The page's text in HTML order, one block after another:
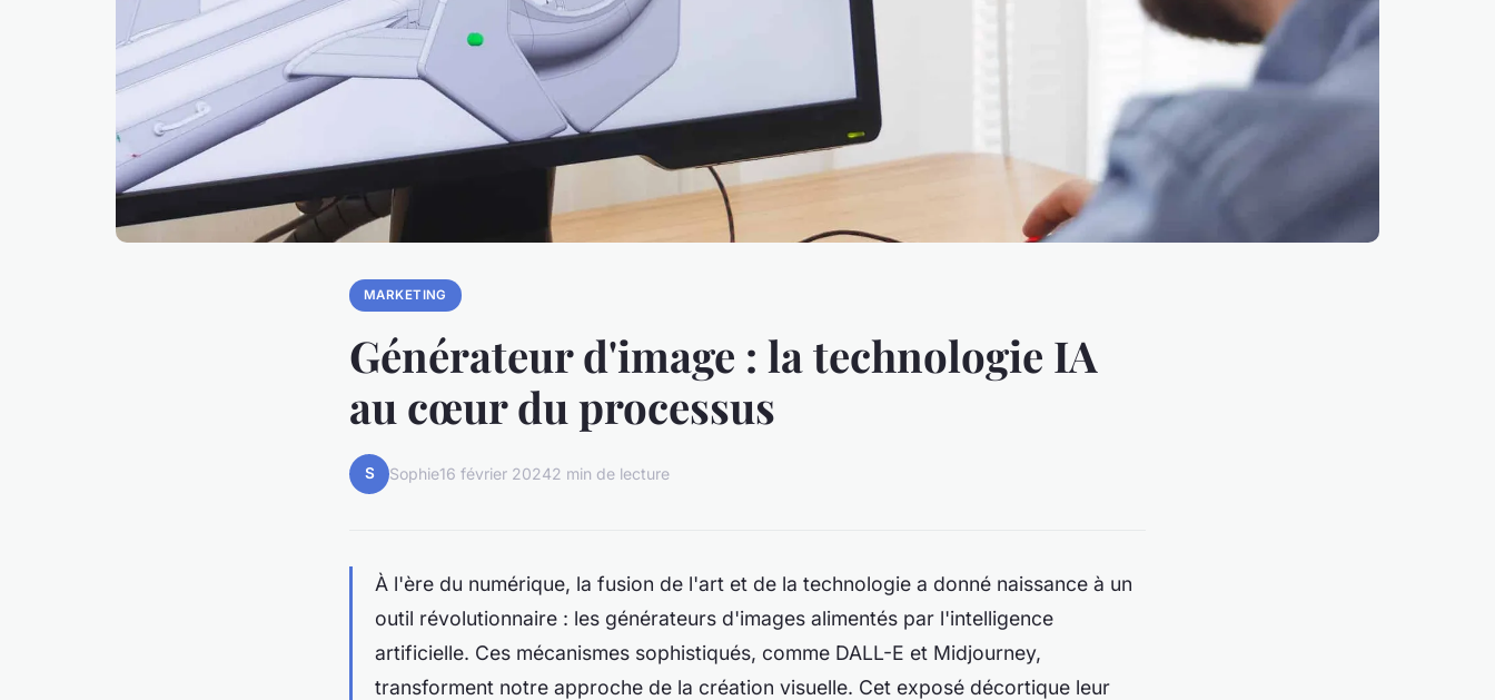
MARKETING
Générateur d'image : la technologie IA
au cœur du processus
S Sophie16 février 20242 min de lecture
À l'ère du numérique, la fusion de l'art et de la technologie a donné naissance à un
outil révolutionnaire : les générateurs d'images alimentés par l'intelligence
artificielle. Ces mécanismes sophistiqués, comme DALL-E et Midjourney,
transforment notre approche de la création visuelle. Cet exposé décortique leur